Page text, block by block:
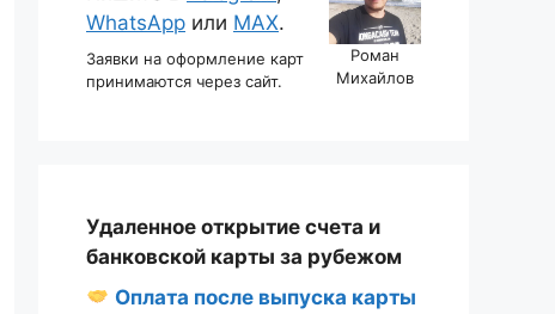
WhatsApp или MAX.
Заявки на оформление карт
принимаются через сайт.
Роман
Михайлов
Удаленное открытие счета и
банковской карты за рубежом
Оплата после выпуска карты